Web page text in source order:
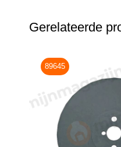
Gerelateerde
89645